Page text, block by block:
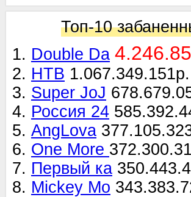
Топ-10
1. Double Da
2. НТВ 1.067.349.151р.
3. Super JoJ
4. Россия 24
5. AngLova
6. One More
7. Первый ка
8. Mickey Mo